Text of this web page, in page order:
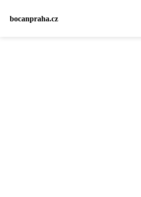
bocanpraha.cz